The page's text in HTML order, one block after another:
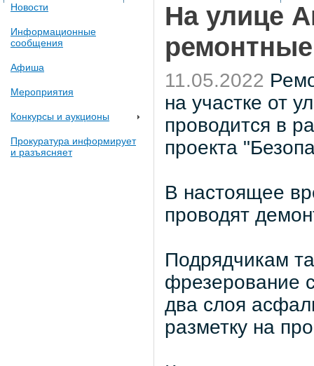
Новости
Информационные
сообщения
Афиша
Мероприятия
Конкурсы и аукционы
Прокуратура информирует
и разъясняет
На улице
11.05.2022
на участке от
проводится в
проекта
В настоящее
проводят
Подрядчикам
фрезерование
два слоя
разметку на